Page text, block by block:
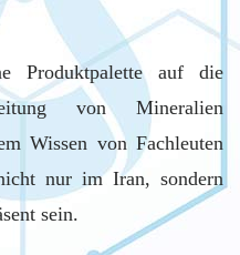
Produktpalette auf die
von Mineralien
Wissen von Fachleuten
nur im Iran, sondern
sein.